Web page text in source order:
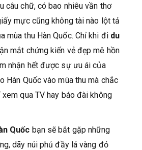
câu chữ, có bao nhiêu vần thơ
mực cũng không tài nào lột tả
mùa thu Hàn Quốc. Chỉ khi đi du
mắt chứng kiến vẻ đẹp mê hồn
nhận hết được sự ưu ái của
Hàn Quốc vào mùa thu mà chắc
qua TV hay báo đài không
Quốc bạn sẽ bắt gặp những
dãy núi phủ đầy lá vàng đỏ